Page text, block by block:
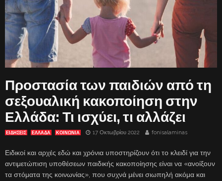
Προστασία των παιδιών από τη
σεξουαλική κακοποίηση στην
Ελλάδα: Τι ισχύει, τι αλλάζει
ΕΙΔΗΣΕΙΣ ΕΛΛΑΔΑ ΚΟΙΝΩΝΙΑ 17 Οκτωβρίου 2022 fonisalaminas
Ειδικοί και αρχές εδώ και χρόνια υποστηρίζουν ότι το κλειδί για την
αντιμετώπιση υποθέσεων παιδικής κακοποίησης είναι να «ανοίξουν
τα στόματα της κοινωνίας», που συχνά μένει σιωπηλή ακόμα και